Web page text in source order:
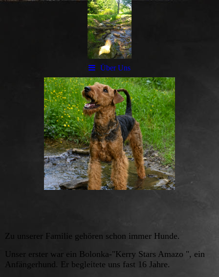
Über Uns
Zu unserer Familie gehören schon immer Hunde.
Unser erster war ein Bolonka-"Kerry Stars Amazo ", ein
Anfängerhund. Er begleitete uns fast 16 Jahre.